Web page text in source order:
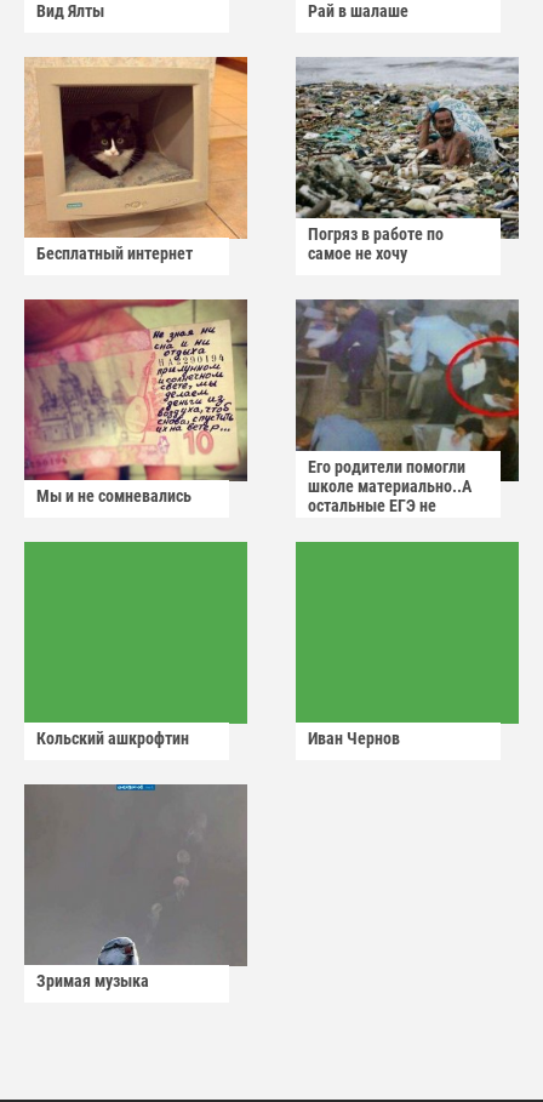
Вид Ялты Рай в шалаше
Бесплатный интернет
Погряз в работе по
самое не хочу
Мы и не сомневались
Его родители помогли
школе материально..А
остальные ЕГЭ не
Кольский ашкрофтин Иван Чернов
Зримая музыка